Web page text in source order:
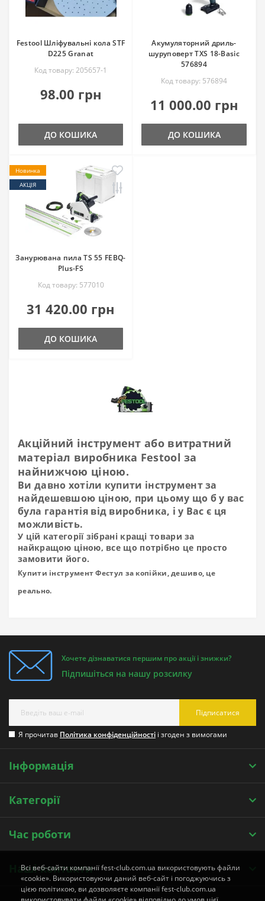
Festool Шліфувальні кола STF
D225 Granat
Код товару: 205657-1
98.00 грн
ДО КОШИКА
Акумуляторний дриль-
шуруповерт TXS 18-Basic
576894
Код товару: 576894
11 000.00 грн
ДО КОШИКА
Новинка
АКЦІЯ
Занурювана пила TS 55 FEBQ-
Plus-FS
Код товару: 577010
31 420.00 грн
ДО КОШИКА
Акційний інструмент або витратний
матеріал виробника Festool за
найнижчою ціною.
Ви давно хотіли купити інструмент за
найдешевшою ціною, при цьому що б у вас
була гарантія від виробника, і у Вас є ця
можливість.
У цій категорії зібрані кращі товари за
найкращою ціною, все що потрібно це просто
замовити його.
Купити інструмент Фестул за копійки, дешиво, це
реально.
Хочете дізнаватися першим про акції і знижки?
Підпишіться на нашу розсилку
Підписатися
Я прочитав Політика конфіденційності і згоден з вимогами
Інформація
Категорії
Час роботи
Наші контакти
Всі веб-сайти компанії fest-club.com.ua використовують файли
«cookie». Використовуючи даний веб-сайт і погоджуючись з
цією політикою, ви дозволяєте компанії fest-club.com.ua